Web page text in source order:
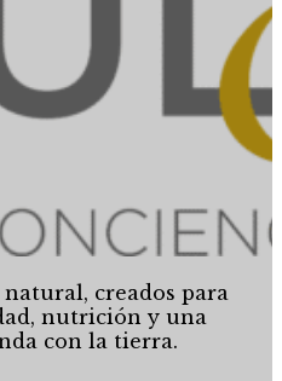
creados para
nutrición y una
con la tierra.